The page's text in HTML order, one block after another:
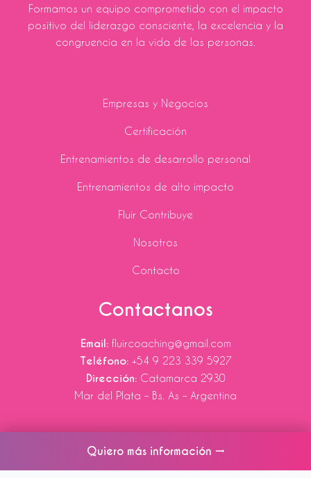
Formamos un equipo comprometido con el impacto
positivo del liderazgo consciente, la excelencia y la
congruencia en la vida de las personas.
Empresas y Negocios
Certificación
Entrenamientos de desarrollo personal
Entrenamientos de alto impacto
Fluir Contribuye
Nosotros
Contacto
Contactanos
Email: fluircoaching@gmail.com
Teléfono:+54 9 223 339 5927
Dirección: Catamarca 2930
Mar del Plata – Bs. As – Argentina
I
n
F
a
Y
o
Quiero más información →